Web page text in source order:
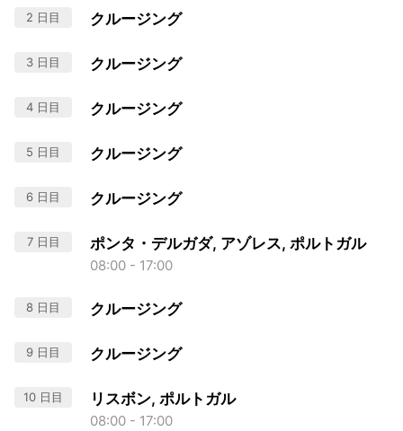
2 日目 クルージング
3 日目 クルージング
4 日目 クルージング
5 日目 クルージング
6 日目 クルージング
7 日目 ポンタ・デルガダ, アゾレス, ポルトガル
08:00 - 17:00
8 日目 クルージング
9 日目 クルージング
10 日目 リスボン, ポルトガル
08:00 - 17:00